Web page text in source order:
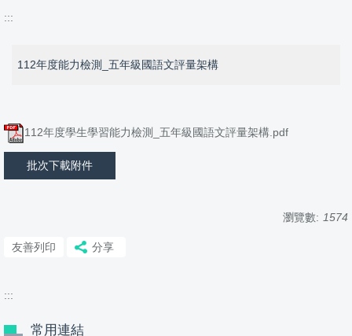
:::
112年度能力檢測_五年級國語文評量架構
112年度學生學習能力檢測_五年級國語文評量架構.pdf
批次下載附件
瀏覽數: 1574
友善列印 分享
:::
常用連結